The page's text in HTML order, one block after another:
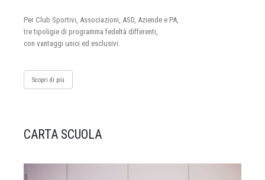
Per Club Sportivi, Associazioni, ASD, Aziende e PA,
tre tipoligie di programma fedeltà differenti,
con vantaggi unici ed esclusivi.
Scopri di più
CARTA SCUOLA